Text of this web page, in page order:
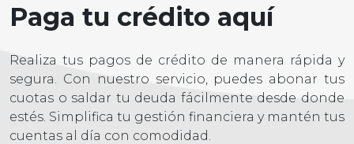
Paga tu crédito aquí
Realiza tus pagos de crédito de manera rápida y
segura. Con nuestro servicio, puedes abonar tus
cuotas o saldar tu deuda fácilmente desde donde
estés. Simplifica tu gestión financiera y mantén tus
cuentas al día con comodidad.